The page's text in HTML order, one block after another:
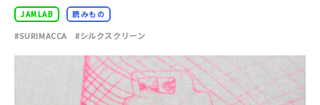
JAMLAB 読みもの
#SURIMACCA #シルクスクリーン